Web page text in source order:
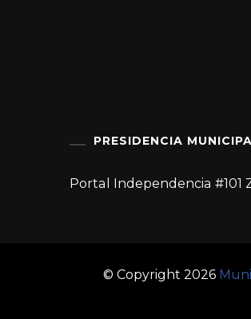
PRESIDENCIA
Portal Independencia #101
© Copyright 2026